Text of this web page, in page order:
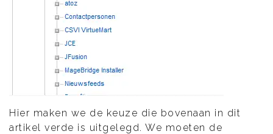
Hier maken we de keuze die bovenaan in dit
artikel verde is uitgelegd. We moeten de